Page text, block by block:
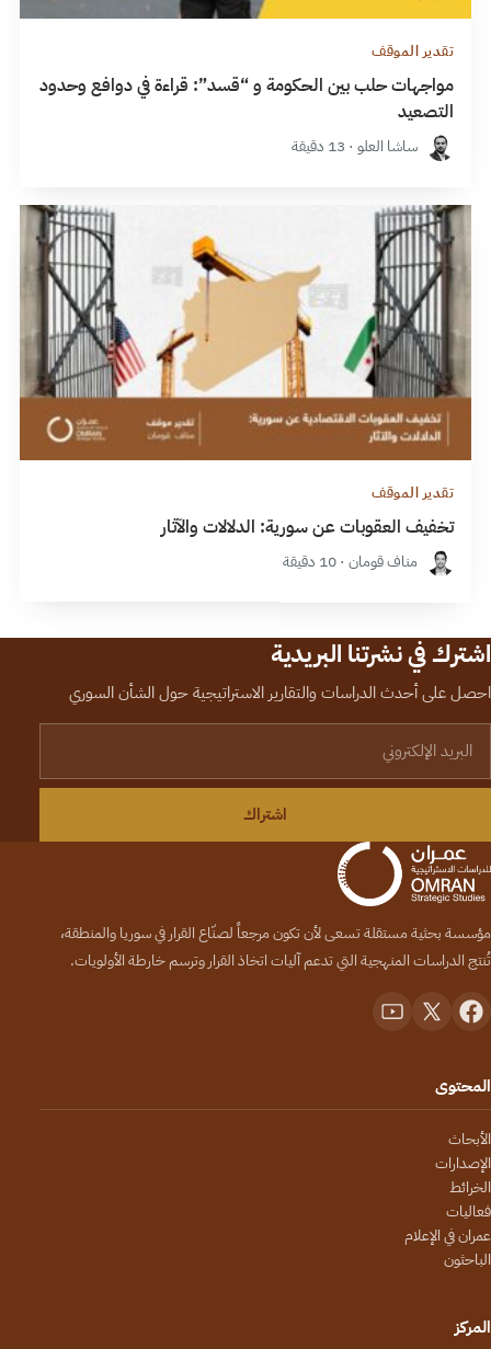
تقدير الموقف
مواجهات حلب بين الحكومة و “قسد”: قراءة في دوافع وحدود
التصعيد
ساشا العلو · 13 دقيقة
تقدير الموقف
تخفيف العقوبات عن سورية: الدلالات والآثار
مناف قومان · 10 دقيقة
اشترك في نشرتنا البريدية
احصل على أحدث الدراسات والتقارير الاستراتيجية حول الشأن السوري
اشتراك
مؤسسة بحثية مستقلة تسعى لأن تكون مرجعاً لصنّاع القرار في سوريا والمنطقة،
تُنتج الدراسات المنهجية التي تدعم آليات اتخاذ القرار وترسم خارطة الأولويات.
المحتوى
الأبحاث
الإصدارات
الخرائط
فعاليات
عمران في الإعلام
الباحثون
المركز